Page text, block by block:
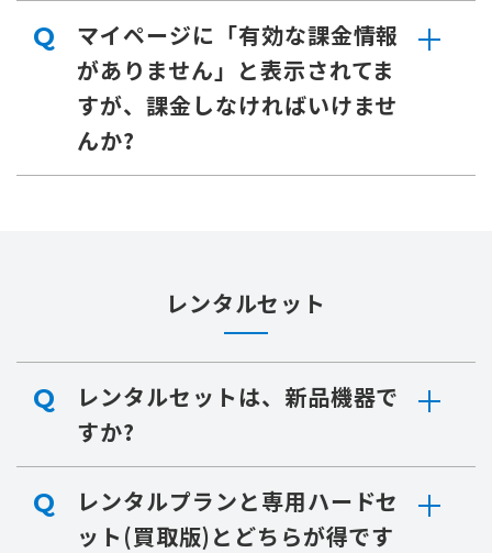
Q
マイページに「有効な課金情報
がありません」と表示されてま
すが、課金しなければいけませ
んか?
レンタルセット
Q
レンタルセットは、新品機器で
すか?
Q
レンタルプランと専用ハードセ
ット(買取版)とどちらが得です